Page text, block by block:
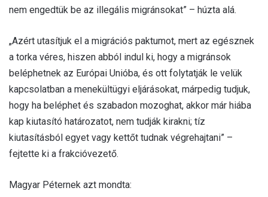
nem engedtük be az illegális migránsokat” – húzta alá.
„Azért utasítjuk el a migrációs paktumot, mert az egésznek
a torka véres, hiszen abból indul ki, hogy a migránsok
beléphetnek az Európai Unióba, és ott folytatják le velük
kapcsolatban a menekültügyi eljárásokat, márpedig tudjuk,
hogy ha beléphet és szabadon mozoghat, akkor már hiába
kap kiutasító határozatot, nem tudják kirakni; tíz
kiutasításból egyet vagy kettőt tudnak végrehajtani” –
fejtette ki a frakcióvezető.
Magyar Péternek azt mondta: